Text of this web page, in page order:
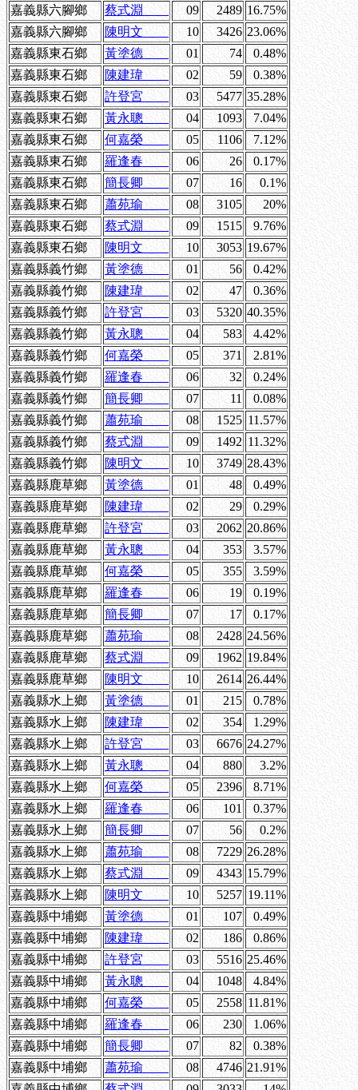
嘉義縣六腳鄉
蔡式淵 09 2489 16.75%
嘉義縣六腳鄉
陳明文 10 3426 23.06%
嘉義縣東石鄉
黃塗德 01 74
0.48%
嘉義縣東石鄉
陳建瑋 02 59
0.38%
嘉義縣東石鄉
許登宮 03 5477 35.28%
嘉義縣東石鄉
黃永聰 04 1093
7.04%
嘉義縣東石鄉
何嘉榮 05 1106
7.12%
嘉義縣東石鄉
羅逢春 06 26
0.17%
嘉義縣東石鄉
簡長卿 07 16
0.1%
嘉義縣東石鄉
蕭苑瑜 08 3105
20%
嘉義縣東石鄉
蔡式淵 09 1515
9.76%
嘉義縣東石鄉
陳明文 10 3053 19.67%
嘉義縣義竹鄉
黃塗德 01 56
0.42%
嘉義縣義竹鄉
陳建瑋 02 47
0.36%
嘉義縣義竹鄉
許登宮 03 5320 40.35%
嘉義縣義竹鄉
黃永聰 04 583
4.42%
嘉義縣義竹鄉
何嘉榮 05 371
2.81%
嘉義縣義竹鄉
羅逢春 06 32
0.24%
嘉義縣義竹鄉
簡長卿 07 11
0.08%
嘉義縣義竹鄉
蕭苑瑜 08 1525 11.57%
嘉義縣義竹鄉
蔡式淵 09 1492 11.32%
嘉義縣義竹鄉
陳明文 10 3749 28.43%
嘉義縣鹿草鄉
黃塗德 01 48
0.49%
嘉義縣鹿草鄉
陳建瑋 02 29
0.29%
嘉義縣鹿草鄉
許登宮 03 2062 20.86%
嘉義縣鹿草鄉
黃永聰 04 353
3.57%
嘉義縣鹿草鄉
何嘉榮 05 355
3.59%
嘉義縣鹿草鄉
羅逢春 06 19
0.19%
嘉義縣鹿草鄉
簡長卿 07 17
0.17%
嘉義縣鹿草鄉
蕭苑瑜 08 2428 24.56%
嘉義縣鹿草鄉
蔡式淵 09 1962 19.84%
嘉義縣鹿草鄉
陳明文 10 2614 26.44%
嘉義縣水上鄉
黃塗德 01 215
0.78%
嘉義縣水上鄉
陳建瑋 02 354
1.29%
嘉義縣水上鄉
許登宮 03 6676 24.27%
嘉義縣水上鄉
黃永聰 04 880
3.2%
嘉義縣水上鄉
何嘉榮 05 2396
8.71%
嘉義縣水上鄉
羅逢春 06 101
0.37%
嘉義縣水上鄉
簡長卿 07 56
0.2%
嘉義縣水上鄉
蕭苑瑜 08 7229 26.28%
嘉義縣水上鄉
蔡式淵 09 4343 15.79%
嘉義縣水上鄉
陳明文 10 5257 19.11%
嘉義縣中埔鄉
黃塗德 01 107
0.49%
嘉義縣中埔鄉
陳建瑋 02 186
0.86%
嘉義縣中埔鄉
許登宮 03 5516 25.46%
嘉義縣中埔鄉
黃永聰 04 1048
4.84%
嘉義縣中埔鄉
何嘉榮 05 2558 11.81%
嘉義縣中埔鄉
羅逢春 06 230
1.06%
嘉義縣中埔鄉
簡長卿 07 82
0.38%
嘉義縣中埔鄉
蕭苑瑜 08 4746 21.91%